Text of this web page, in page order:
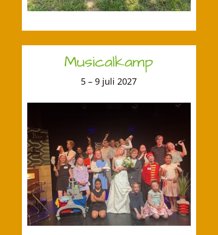
Musicalkamp
5 – 9 juli 2027